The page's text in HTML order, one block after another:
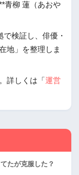
青柳 蓮（あおや
で検証し、俳優・
地」を整理しま
詳しくは「 運営
たが克服した？